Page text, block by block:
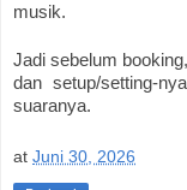
musik.
Jadi sebelum
dan setup/setting-
suaranya.
at Juni 30, 2026